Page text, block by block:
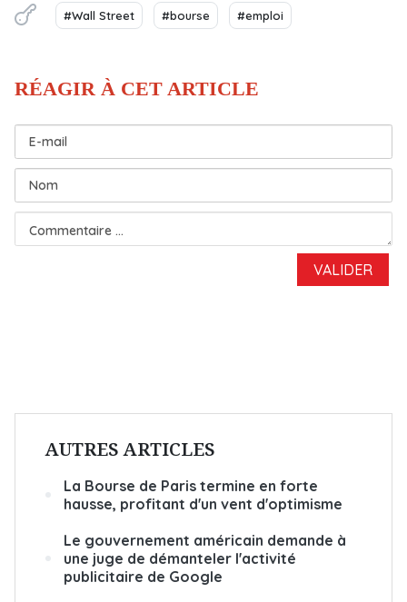
#Wall Street #bourse #emploi
AUTRES ARTICLES
La Bourse de Paris termine en forte
hausse, profitant d'un vent d'optimisme
Le gouvernement américain demande à
une juge de démanteler l'activité
publicitaire de Google